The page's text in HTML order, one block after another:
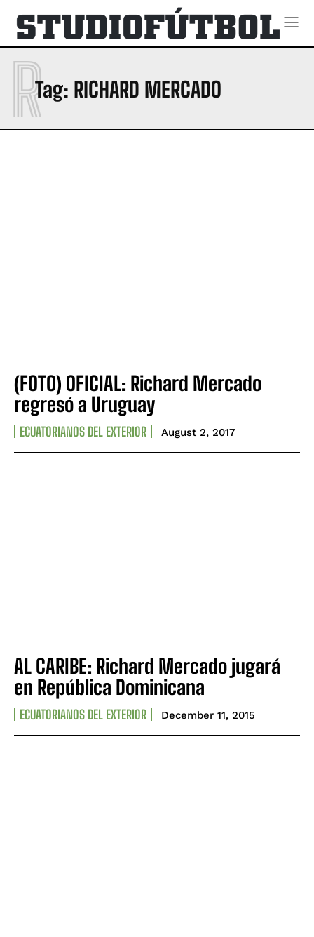
Tag: RICHARD MERCADO
R
(FOTO) OFICIAL: Richard Mercado
regresó a Uruguay
ECUATORIANOS DEL EXTERIOR August 2, 2017
AL CARIBE: Richard Mercado jugará
en República Dominicana
ECUATORIANOS DEL EXTERIOR December 11, 2015